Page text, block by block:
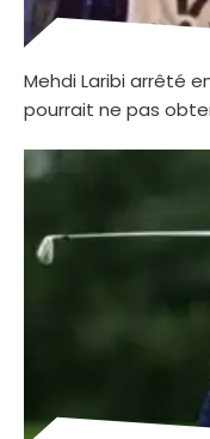
Mehdi Laribi arrêté
pourrait ne pas